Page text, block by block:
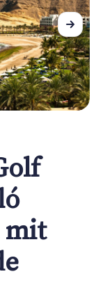
mit